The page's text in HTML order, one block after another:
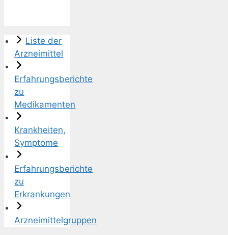
Liste der
Arzneimittel
Erfahrungsberichte
zu
Medikamenten
Krankheiten,
Symptome
Erfahrungsberichte
zu
Erkrankungen
Arzneimittelgruppen